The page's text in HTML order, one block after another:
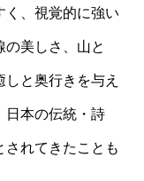
く、視覚的に強い
美しさ、山と
と奥行きを与え
日本の伝統・詩
されてきたことも